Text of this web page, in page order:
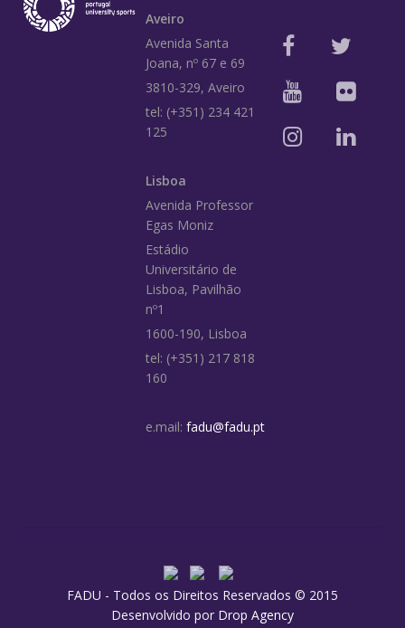
Aveiro
Avenida Santa
Joana, nº 67 e 69
3810-329, Aveiro
tel: (+351) 234 421
125
Lisboa
Avenida Professor
Egas Moniz
Estádio
Universitário de
Lisboa, Pavilhão
nº1
1600-190, Lisboa
tel: (+351) 217 818
160
e.mail: fadu@fadu.pt
FADU - Todos os Direitos Reservados © 2015
Desenvolvido por Drop Agency